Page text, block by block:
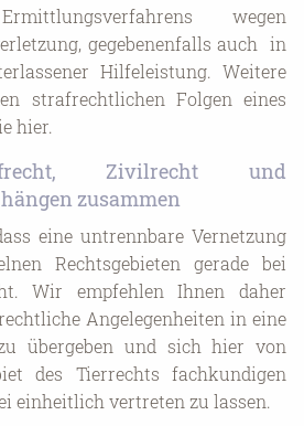
wegen
gegebenenfalls auch in
Hilfeleistung. Weitere
strafrechtlichen Folgen eines
hier.
Zivilrecht und
zusammen
eine untrennbare Vernetzung
Rechtsgebieten gerade bei
Wir empfehlen Ihnen daher
Angelegenheiten in eine
übergeben und sich hier von
des Tierrechts fachkundigen
einheitlich vertreten zu lassen.